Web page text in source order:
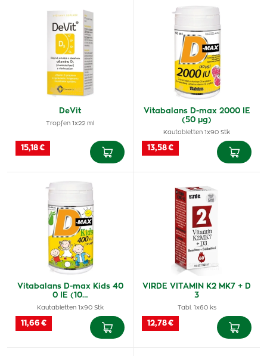
DeVit
Tropfen 1x22 ml
15,18 €
Vitabalans D-max 2000 IE
(50 µg)
Kautabletten 1x90 Stk
13,58 €
Vitabalans D-max Kids 40
0 IE (10…
Kautabletten 1x90 Stk
11,66 €
VIRDE VITAMIN K2 MK7 + D
3
Tabl. 1x60 ks
12,78 €